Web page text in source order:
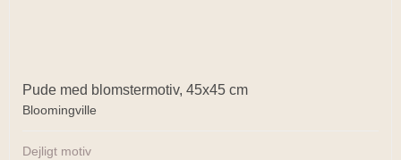
Pude med blomstermotiv, 45x45 cm
Bloomingville
Dejligt motiv